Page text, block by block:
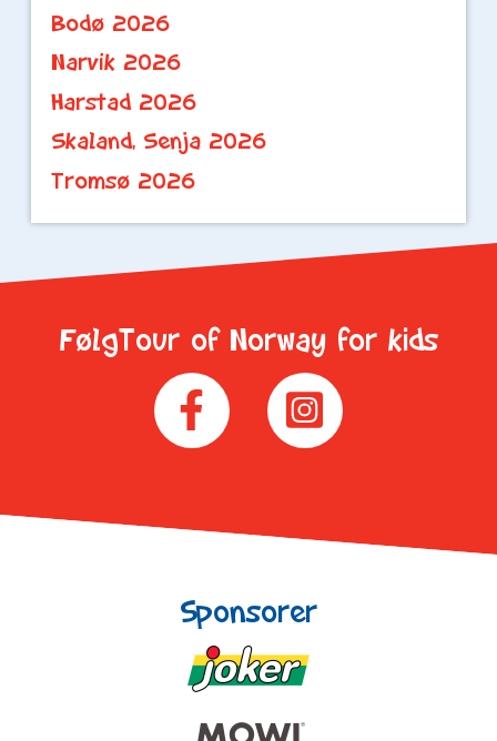
Bodø 2026
Narvik 2026
Harstad 2026
Skaland, Senja 2026
Tromsø 2026
FølgTour of Norway for kids
Sponsorer